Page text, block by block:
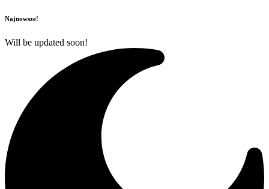
Najnowsze!
Will be updated soon!